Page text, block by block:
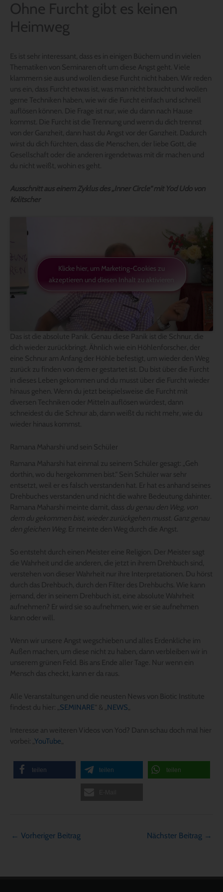
Ohne Furcht gibt es keinen
Heimweg
Es ist sehr interessant, dass es in einigen Büchern und in vielen
Thematiken von Seminaren oft um diese Angst geht. Viele
klammern sie aus und wollen diese Furcht nicht haben. Wir reden
uns ein, dass Furcht etwas ist, was man nicht braucht und wollen
gerne Techniken haben, wie wir die Furcht einfach und schnell
auflösen können. Die Frage ist nur, wie du dann nach Hause
kommst. Die Furcht ist die Trennung und wenn du dich trennst
von der Ganzheit, dann hast du Angst vor der Ganzheit. Dadurch
wirst du dich fürchten, dass die Menschen, der liebe Gott, die
Gesellschaft oder die anderen irgendetwas mit dir machen und
du nicht weißt, wohin es geht.
Ausschnitt aus einem Zyklus des „InnerCircle“ mit Yod Udo von
Kolitscher
Klicke hier, um Marketing-Cookies zu
akzeptieren und diesen Inhalt zu aktivieren
Das ist die absolute Panik. Genau diese Panik ist die Schnur, die
dich wieder zurückbringt. Ähnlich wie ein Höhlenforscher, der
eine Schnur am Anfang der Höhle befestigt, um wieder den Weg
zurück zu finden von dem er gestartet ist. Du bist über die Furcht
in dieses Leben gekommen und du musst über die Furcht wieder
hinaus gehen. Wenn du jetzt beispielsweise die Furcht mit
diversen Techniken oder Mitteln auflösen würdest, dann
schneidest du die Schnur ab, dann weißt du nicht mehr, wie du
wieder hinaus kommst.
Ramana Maharshi und sein Schüler
Ramana Maharshi hat einmal zu seinem Schüler gesagt: „Geh
dorthin, wo du hergekommen bist.“ Sein Schüler war sehr
entsetzt, weil er es falsch verstanden hat. Er hat es anhand seines
Drehbuches verstanden und nicht die wahre Bedeutung dahinter.
Ramana Maharshi meinte damit, dass du genau den Weg, von
dem du gekommen bist, wieder zurückgehen musst. Ganz genau
den gleichen Weg. Er meinte den Weg durch die Angst.
So entsteht durch einen Meister eine Religion. Der Meister sagt
die Wahrheit und die anderen, die jetzt in ihrem Drehbuch sind,
verstehen von dieser Wahrheit nur ihre Interpretationen. Du hörst
durch das Drehbuch, durch den Filter des Drehbuchs. Wie kann
jemand, der in seinem Drehbuch ist, eine absolute Wahrheit
aufnehmen? Er wird sie so aufnehmen, wie er sie aufnehmen
kann oder will.
Wenn wir unsere Angst wegschieben und alles Erdenkliche im
Außen machen, um diese nicht zu haben, dann verbleiben wir in
unserem grünen Feld. Bis ans Ende aller Tage. Nur wenn ein
Mensch das checkt, kann er da raus.
Alle Veranstaltungen und die neusten News von Biotic Institute
findest du hier: „SEMINARE“ & „NEWS„
Interesse an weiteren Videos von Yod? Dann schau doch mal hier
vorbei: „YouTube„
teilen teilen teilen
← Vorheriger Beitrag Nächster Beitrag →